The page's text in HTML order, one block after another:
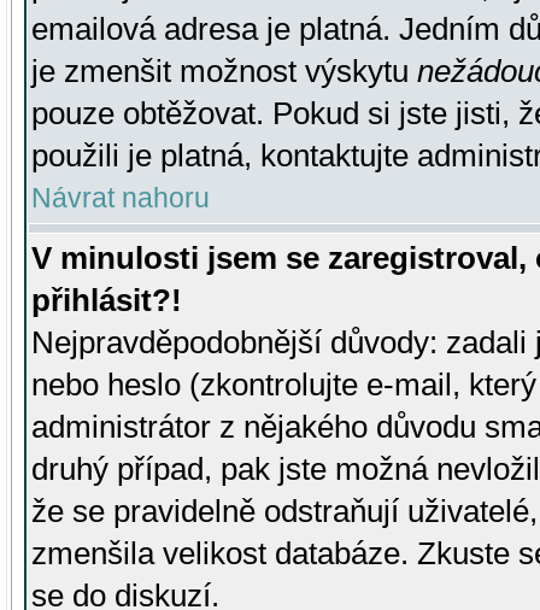
emailová adresa je platná. Jedním
je zmenšit možnost výskytu
pouze obtěžovat. Pokud si jste jisti,
použili je platná, kontaktujte
Návrat nahoru
V minulosti jsem se
přihlásit?!
Nejpravděpodobnější důvody:
nebo heslo (zkontrolujte e-mail,
administrátor z nějakého důvodu
druhý případ, pak jste možná
že se pravidelně odstraňují
zmenšila velikost databáze. Zkuste
se do diskuzí.